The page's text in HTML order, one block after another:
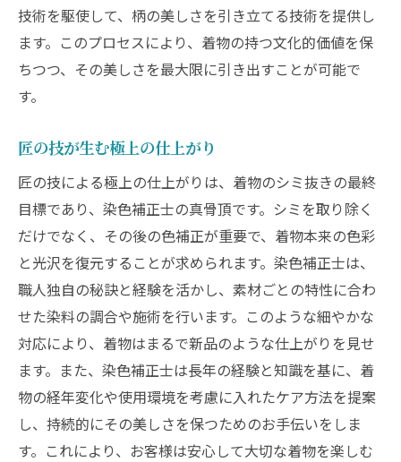
技術を駆使して、柄の美しさを引き立てる技術を提供し
ます。このプロセスにより、着物の持つ文化的価値を保
ちつつ、その美しさを最大限に引き出すことが可能で
す。
匠の技が生む極上の仕上がり
匠の技による極上の仕上がりは、着物のシミ抜きの最終
目標であり、染色補正士の真骨頂です。シミを取り除く
だけでなく、その後の色補正が重要で、着物本来の色彩
と光沢を復元することが求められます。染色補正士は、
職人独自の秘訣と経験を活かし、素材ごとの特性に合わ
せた染料の調合や施術を行います。このような細やかな
対応により、着物はまるで新品のような仕上がりを見せ
ます。また、染色補正士は長年の経験と知識を基に、着
物の経年変化や使用環境を考慮に入れたケア方法を提案
し、持続的にその美しさを保つためのお手伝いをしま
す。これにより、お客様は安心して大切な着物を楽しむ